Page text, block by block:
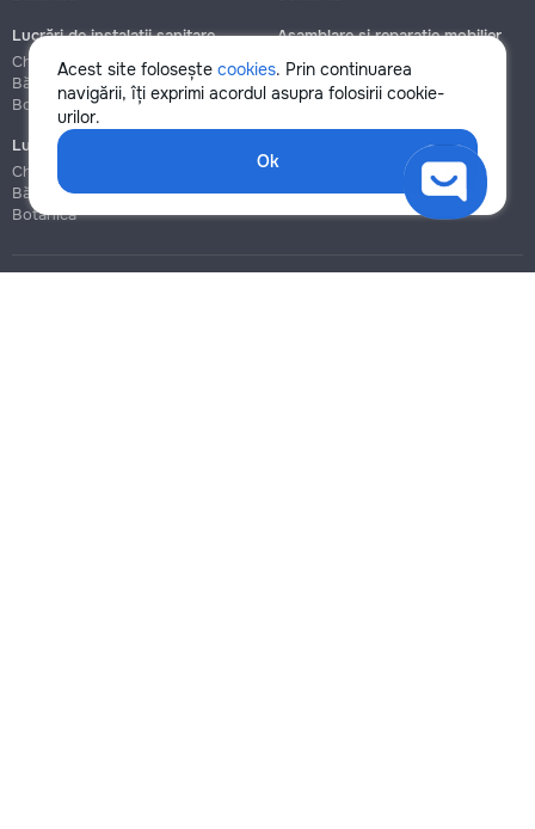
Acest site folosește cookies. Prin continuarea
navigării, îți exprimi acordul asupra folosirii cookie-
urilor.
Ok
Lucrări de instalații sanitare
Chișinău
Bălți
Botanica
Asamblare și reparație mobilier
Chișinău
Botanica
Lucrări de construcție și instalare
Chișinău
Bălți
Botanica